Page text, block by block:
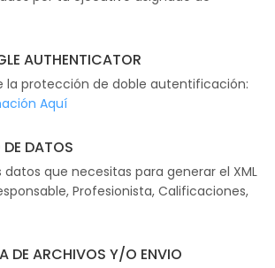
AUTHENTICATOR
la protección de doble autentificación:
Aquí
DE DATOS
datos que necesitas para generar el XML
Profesionista, Calificaciones,
DE ARCHIVOS Y/O ENVIO